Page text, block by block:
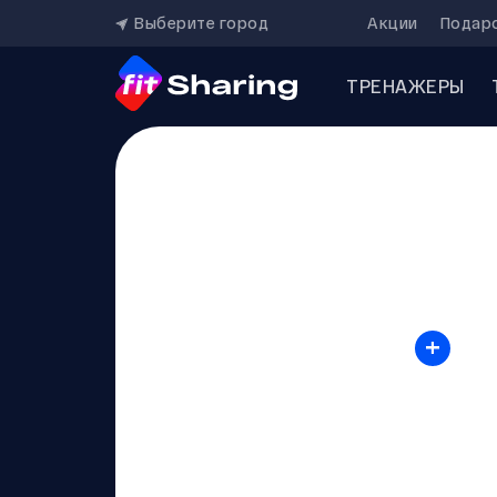
Выберите город Акции
ТРЕНАЖЕРЫ
+